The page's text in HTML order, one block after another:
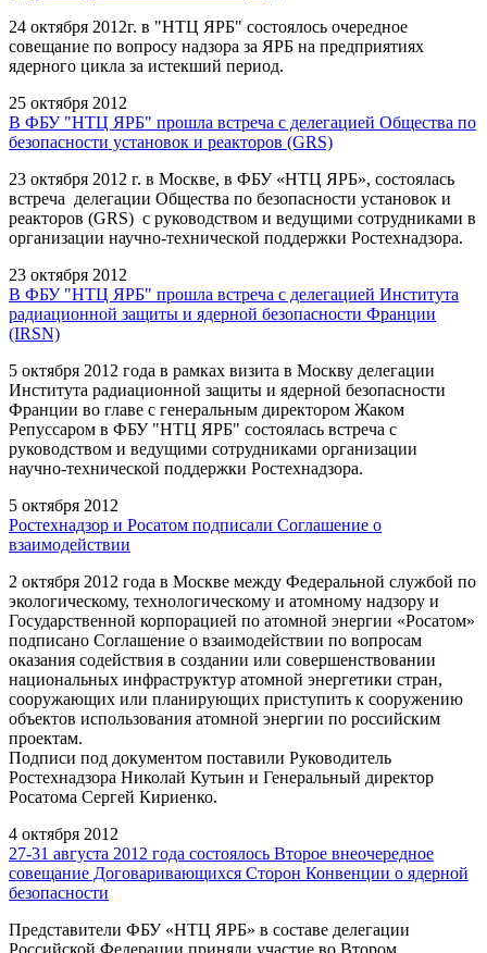
24 октября 2012г. в "НТЦ ЯРБ" состоялось очередное
совещание по вопросу надзора за ЯРБ на предприятиях
ядерного цикла за истекший период.
25 октября 2012
В ФБУ "НТЦ ЯРБ" прошла встреча с делегацией Общества по
безопасности установок и реакторов (GRS)
23 октября 2012 г. в Москве, в ФБУ «НТЦ ЯРБ», состоялась
встреча делегации Общества по безопасности установок и
реакторов (GRS) с руководством и ведущими сотрудниками в
организации научно-технической поддержки Ростехнадзора.
23 октября 2012
В ФБУ "НТЦ ЯРБ" прошла встреча с делегацией Института
радиационной защиты и ядерной безопасности Франции
(IRSN)
5 октября 2012 года в рамках визита в Москву делегации
Института радиационной защиты и ядерной безопасности
Франции во главе с генеральным директором Жаком
Репуссаром в ФБУ "НТЦ ЯРБ" состоялась встреча с
руководством и ведущими сотрудниками организации
научно-технической поддержки Ростехнадзора.
5 октября 2012
Ростехнадзор и Росатом подписали Соглашение о
взаимодействии
2 октября 2012 года в Москве между Федеральной службой по
экологическому, технологическому и атомному надзору и
Государственной корпорацией по атомной энергии «Росатом»
подписано Соглашение о взаимодействии по вопросам
оказания содействия в создании или совершенствовании
национальных инфраструктур атомной энергетики стран,
сооружающих или планирующих приступить к сооружению
объектов использования атомной энергии по российским
проектам.
Подписи под документом поставили Руководитель
Ростехнадзора Николай Кутьин и Генеральный директор
Росатома Сергей Кириенко.
4 октября 2012
27-31 августа 2012 года состоялось Второе внеочередное
совещание Договаривающихся Сторон Конвенции о ядерной
безопасности
Представители ФБУ «НТЦ ЯРБ» в составе делегации
Российской Федерации приняли участие во Втором